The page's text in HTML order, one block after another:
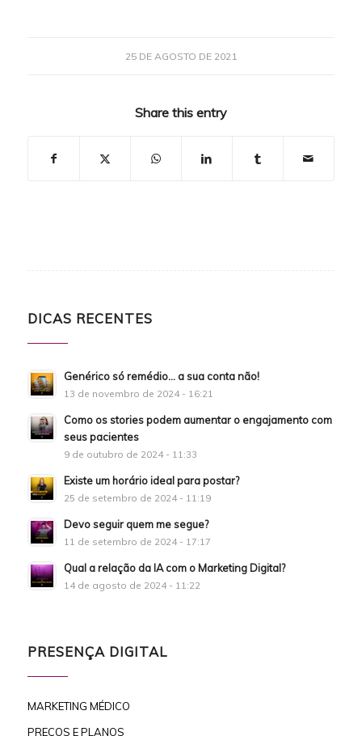
25 DE AGOSTO DE 2021
Share this entry
DICAS RECENTES
Genérico só remédio… a sua conta não!
13 de novembro de 2024 - 16:21
Como os stories podem aumentar o engajamento com
seus pacientes
9 de outubro de 2024 - 11:33
Existe um horário ideal para postar?
25 de setembro de 2024 - 11:19
Devo seguir quem me segue?
11 de setembro de 2024 - 17:17
Qual a relação da IA com o Marketing Digital?
14 de agosto de 2024 - 11:22
PRESENÇA DIGITAL
MARKETING MÉDICO
PREÇOS E PLANOS